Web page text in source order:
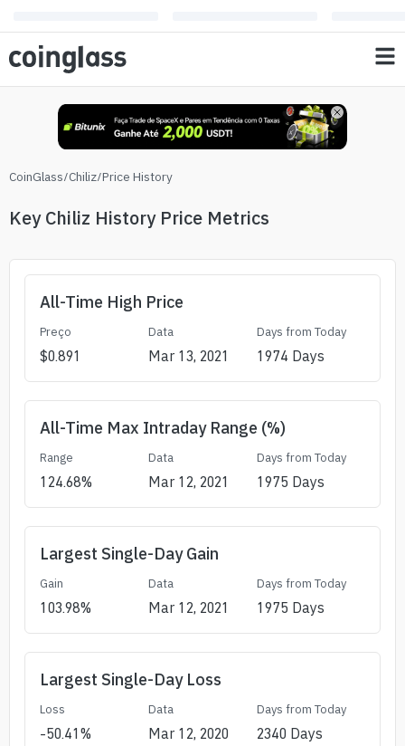
CoinGlass/Chiliz/Price History
Key Chiliz History Price Metrics
All-Time High Price
Preço
$0.891
Data
Mar 13, 2021
Days from Today
1974 Days
All-Time Max Intraday Range (%)
Range
124.68%
Data
Mar 12, 2021
Days from Today
1975 Days
Largest Single-Day Gain
Gain
103.98%
Data
Mar 12, 2021
Days from Today
1975 Days
Largest Single-Day Loss
Loss
-50.41 %
Data
Mar 12, 2020
Days from Today
2340 Days